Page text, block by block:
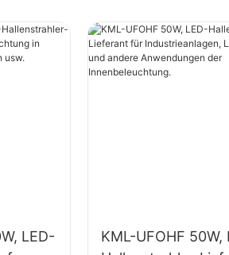
LED-
KML-UFOHF 50W,